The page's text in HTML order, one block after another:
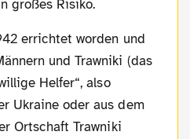
großes Risiko.
und Trawniki (das
Helfer“, also
Ukraine oder aus dem
Ortschaft Trawniki